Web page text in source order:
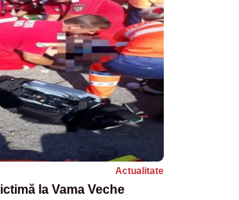
Actualitate
la Vama Veche